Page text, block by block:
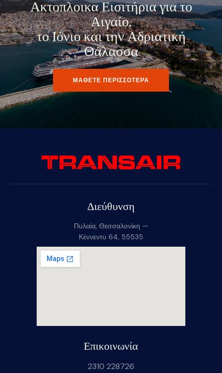
Ακτοπλοικα Εισιτήρια για το
Αιγαίο,
το Ιόνιο και την Αδριατική
Θάλασσα
ΜΑΘΕΤΕ ΠΕΡΙΣΣΟΤΕΡΑ
Διεύθυνση
Πυλαία, Θεσσαλονίκη —
Κέννεντυ 64, 55535
Επικοινωνία
2310 228726